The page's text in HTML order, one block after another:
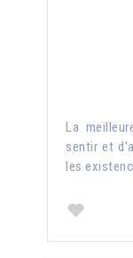
La
sentir et
les